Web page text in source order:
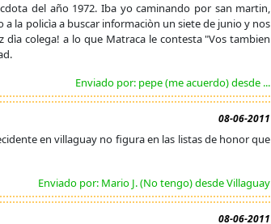
del año 1972. Iba yo caminando por san martin,
la policìa a buscar informaciòn un siete de junio y nos
dìa colega! a lo que Matraca le contesta "Vos tambien
Enviado por: pepe (me acuerdo) desde ...
08-06-2011
en villaguay no figura en las listas de honor que
Enviado por: Mario J. (No tengo) desde Villaguay
08-06-2011